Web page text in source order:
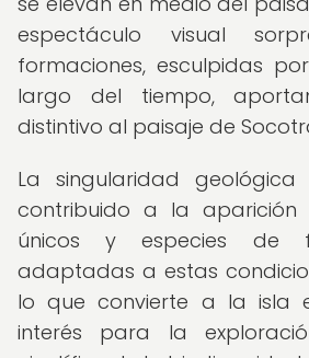
espectáculo visual
formaciones, esculpidas
largo del tiempo,
distintivo al paisaje de
La singularidad
contribuido a la aparición
únicos y especies de
adaptadas a estas
lo que convierte a la isla
interés para la